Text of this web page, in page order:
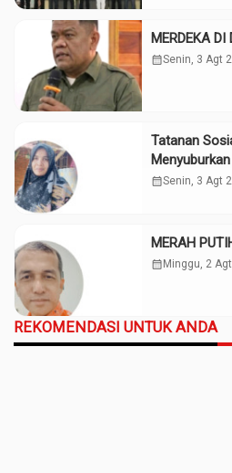
MERDEKA
calendar_monthSenin, 3 Agt
Tatanan
calendar_monthSenin, 3 Agt
MERAH
calendar_month Minggu, 2
REKOMENDASI UNTUK ANDA